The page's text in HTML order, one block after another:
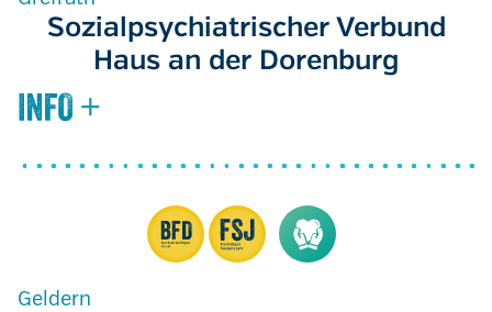
Sozialpsychiatrischer Verbund
Haus an der Dorenburg
Geldern